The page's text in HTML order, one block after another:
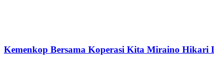
Kemenkop Bersama Koperasi Kita Miraino Hikari